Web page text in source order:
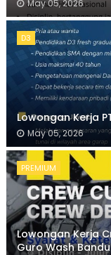
May 05, 2026
D3
Lowongan Kerja
May 05, 2026
PREMIUM
Lowongan Kerja
Guro Wash